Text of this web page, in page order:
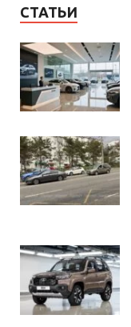
СТАТЬИ